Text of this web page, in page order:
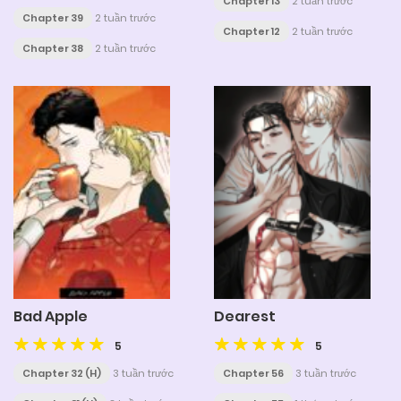
Chapter 39 2 tuần trước
Chapter 38 2 tuần trước
Chapter 12 2 tuần trước
Bad Apple
5
Chapter 32 (H) 3 tuần trước
Dearest
5
Chapter 56 3 tuần trước